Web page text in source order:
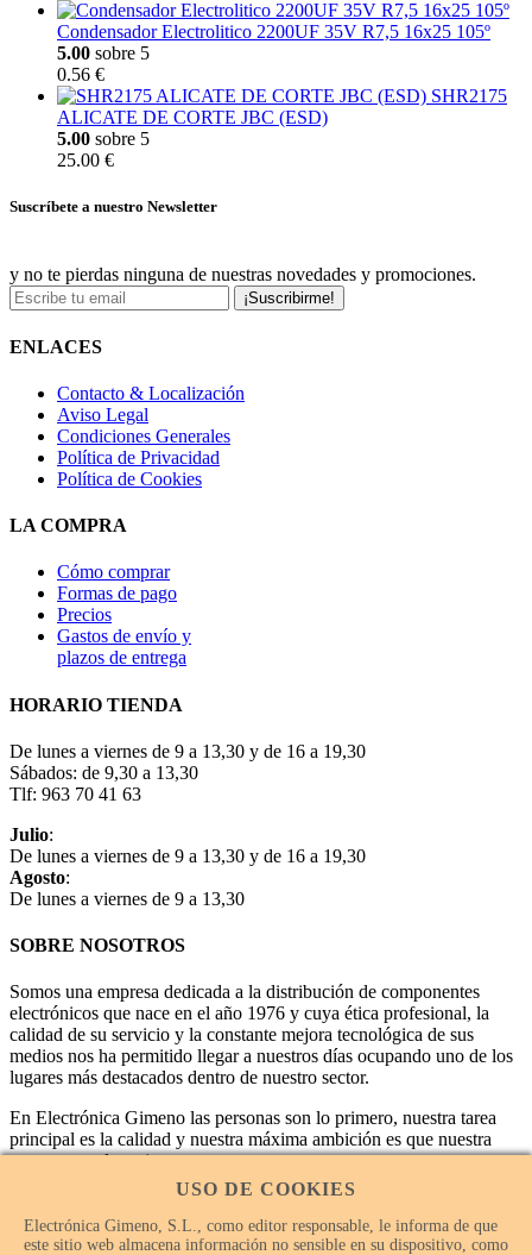
Condensador Electrolitico 2200UF 35V R7,5 16x25 105º
5.00 sobre 5
0.56 €
SHR2175
ALICATE DE CORTE JBC (ESD)
5.00 sobre 5
25.00 €
Suscríbete a nuestro Newsletter
y no te pierdas ninguna de nuestras novedades y promociones.
¡Suscribirme!
ENLACES
Contacto & Localización
Aviso Legal
Condiciones Generales
Política de Privacidad
Política de Cookies
LA COMPRA
Cómo comprar
Formas de pago
Precios
Gastos de envío y
plazos de entrega
HORARIO TIENDA
De lunes a viernes de 9 a 13,30 y de 16 a 19,30
Sábados: de 9,30 a 13,30
Tlf: 963 70 41 63
Julio:
De lunes a viernes de 9 a 13,30 y de 16 a 19,30
Agosto:
De lunes a viernes de 9 a 13,30
SOBRE NOSOTROS
Somos una empresa dedicada a la distribución de componentes
electrónicos que nace en el año 1976 y cuya ética profesional, la
calidad de su servicio y la constante mejora tecnológica de sus
medios nos ha permitido llegar a nuestros días ocupando uno de los
lugares más destacados dentro de nuestro sector.
En Electrónica Gimeno las personas son lo primero, nuestra tarea
principal es la calidad y nuestra máxima ambición es que nuestra
empresa sea la mejor.
USO DE COOKIES
Electrónica Gimeno, S.L., como editor responsable, le informa de que
este sitio web almacena información no sensible en su dispositivo, como